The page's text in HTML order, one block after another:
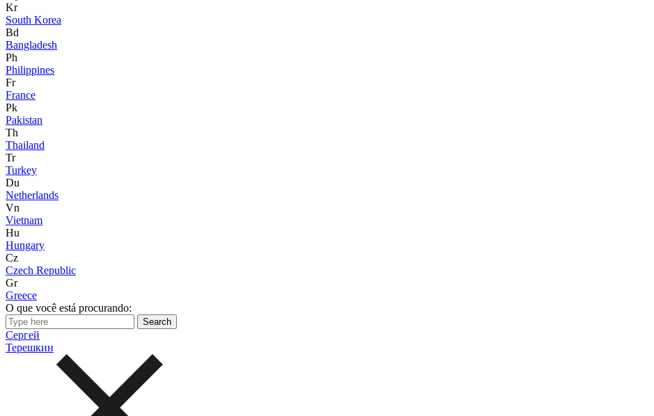
Kr
South Korea
Bd
Bangladesh
Ph
Philippines
Fr
France
Pk
Pakistan
Th
Thailand
Tr
Turkey
Du
Netherlands
Vn
Vietnam
Hu
Hungary
Cz
Czech Republic
Gr
Greece
O que você está procurando:
Сергей
Терешкин